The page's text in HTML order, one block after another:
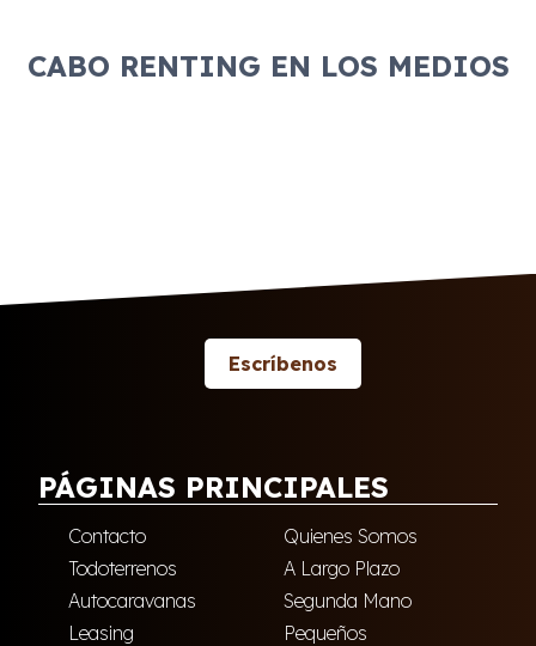
CABO RENTING EN LOS MEDIOS
Escríbenos
PÁGINAS PRINCIPALES
Contacto
Quienes Somos
Todoterrenos
A Largo Plazo
Autocaravanas
Segunda Mano
Leasing
Pequeños